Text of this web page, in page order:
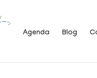
Agenda Blog